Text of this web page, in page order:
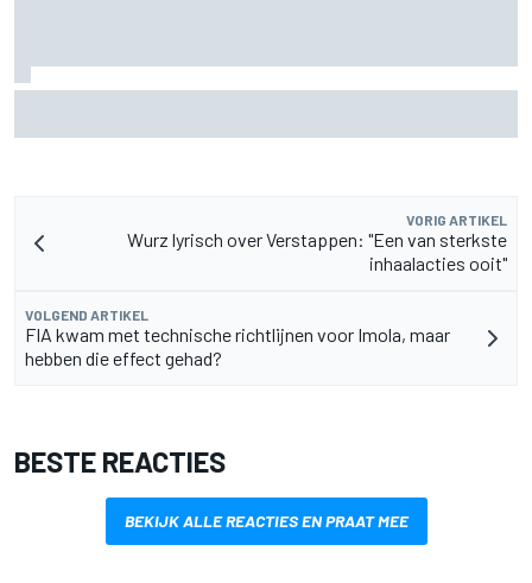
VORIG ARTIKEL
Wurz lyrisch over Verstappen: "Een van sterkste
inhaalacties ooit"
VOLGEND ARTIKEL
FIA kwam met technische richtlijnen voor Imola, maar
hebben die effect gehad?
BESTE REACTIES
BEKIJK ALLE REACTIES EN PRAAT MEE